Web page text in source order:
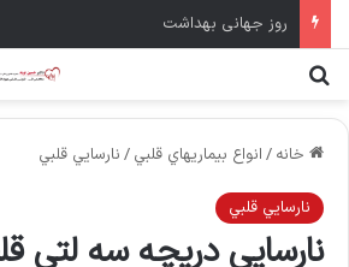
سال نو مبارک
خانه / انواع بيماريهاي قلبي / نارسايي قلبي
نارسايي قلبي
نارسایی دریچه سه لتی